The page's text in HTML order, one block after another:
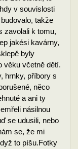
v souvislosti
takže
zavolali k tomu,
jakési kavárny,
byly
věku včetně dětí.
hrnky, příbory s
něco
a ani ty
násilnou
se udusili, nebo
se, že mi
to píšu.Fotky